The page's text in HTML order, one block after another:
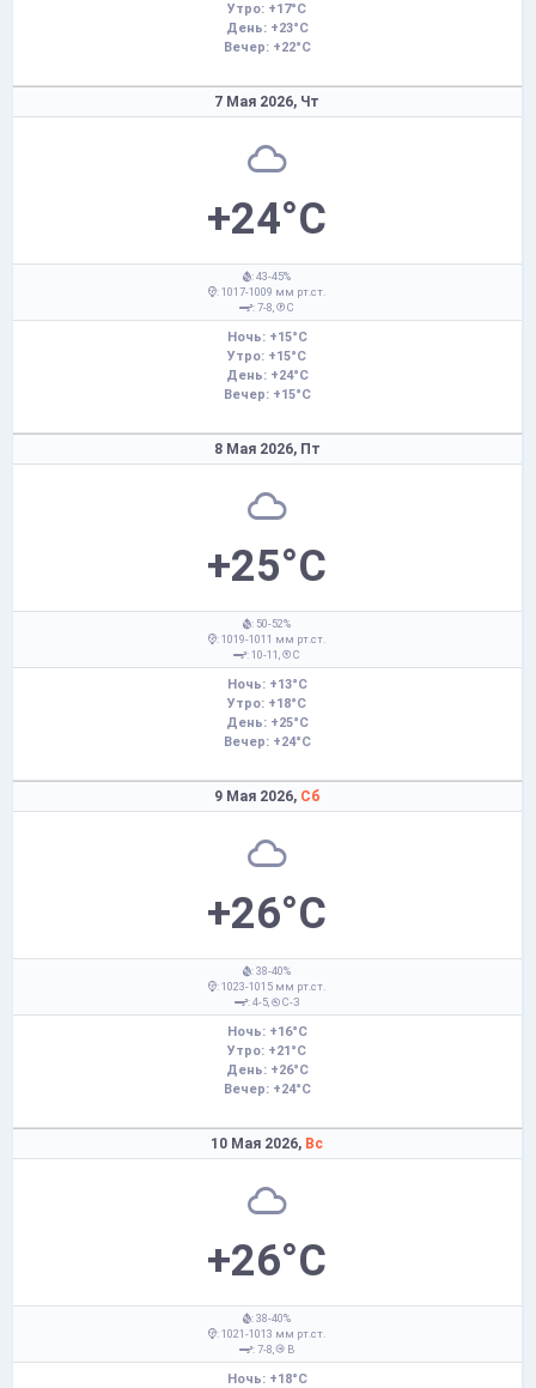
Утро: +17°C
День: +23°C
Вечер: +22°C
7 Мая 2026, Чт
+24°C
: 43-45%
: 1017-1009 мм рт.ст.
: 7-8,
С
Ночь: +15°C
Утро: +15°C
День: +24°C
Вечер: +15°C
8 Мая 2026, Пт
+25°C
: 50-52%
: 1019-1011 мм рт.ст.
: 10-11,
С
Ночь: +13°C
Утро: +18°C
День: +25°C
Вечер: +24°C
9 Мая 2026, Сб
+26°C
: 38-40%
: 1023-1015 мм рт.ст.
: 4-5,
С-З
Ночь: +16°C
Утро: +21°C
День: +26°C
Вечер: +24°C
10 Мая 2026, Вс
+26°C
: 38-40%
: 1021-1013 мм рт.ст.
: 7-8,
В
Ночь: +18°C